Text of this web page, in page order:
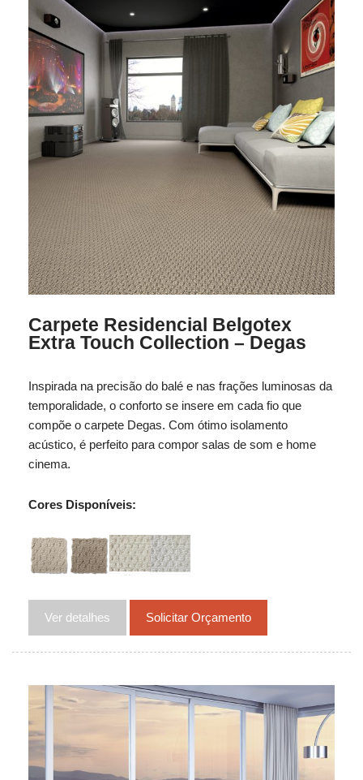
Carpete Residencial Belgotex
Extra Touch Collection – Degas
Inspirada na precisão do balé e nas frações luminosas da
temporalidade, o conforto se insere em cada fio que
compõe o carpete Degas. Com ótimo isolamento
acústico, é perfeito para compor salas de som e home
cinema.
Cores Disponíveis:
Ver detalhes Solicitar Orçamento